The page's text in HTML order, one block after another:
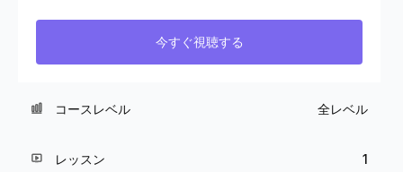
今すぐ視聴する
コースレベル 全レベル
レッスン 1